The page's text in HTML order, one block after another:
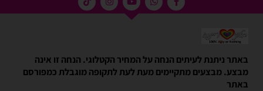
באתר ניתנת לעיתים הנחה על המחיר הקטלוגי. הנחה זו אינה
מבצע. מבצעים מתקיימים מעת לעת לתקופה מוגבלת כמפורסם
באתר